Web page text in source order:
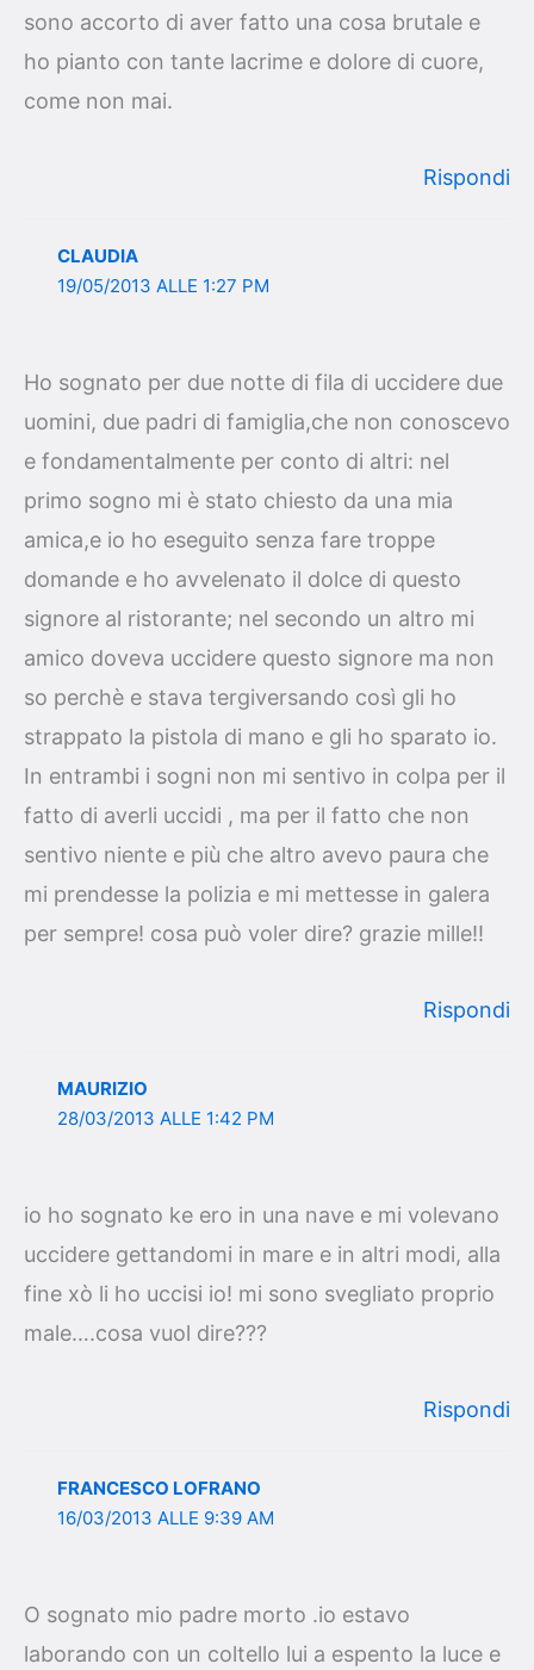
sono accorto di aver fatto una cosa brutale e
ho pianto con tante lacrime e dolore di cuore,
come non mai.
Rispondi
CLAUDIA
19/05/2013 ALLE 1:27 PM
Ho sognato per due notte di fila di uccidere due
uomini, due padri di famiglia,che non conoscevo
e fondamentalmente per conto di altri: nel
primo sogno mi è stato chiesto da una mia
amica,e io ho eseguito senza fare troppe
domande e ho avvelenato il dolce di questo
signore al ristorante; nel secondo un altro mi
amico doveva uccidere questo signore ma non
so perchè e stava tergiversando così gli ho
strappato la pistola di mano e gli ho sparato io.
In entrambi i sogni non mi sentivo in colpa per il
fatto di averli uccidi , ma per il fatto che non
sentivo niente e più che altro avevo paura che
mi prendesse la polizia e mi mettesse in galera
per sempre! cosa può voler dire? grazie mille!!
Rispondi
MAURIZIO
28/03/2013 ALLE 1:42 PM
io ho sognato ke ero in una nave e mi volevano
uccidere gettandomi in mare e in altri modi, alla
fine xò li ho uccisi io! mi sono svegliato proprio
male….cosa vuol dire???
Rispondi
FRANCESCO LOFRANO
16/03/2013 ALLE 9:39 AM
O sognato mio padre morto .io estavo
laborando con un coltello lui a espento la luce e